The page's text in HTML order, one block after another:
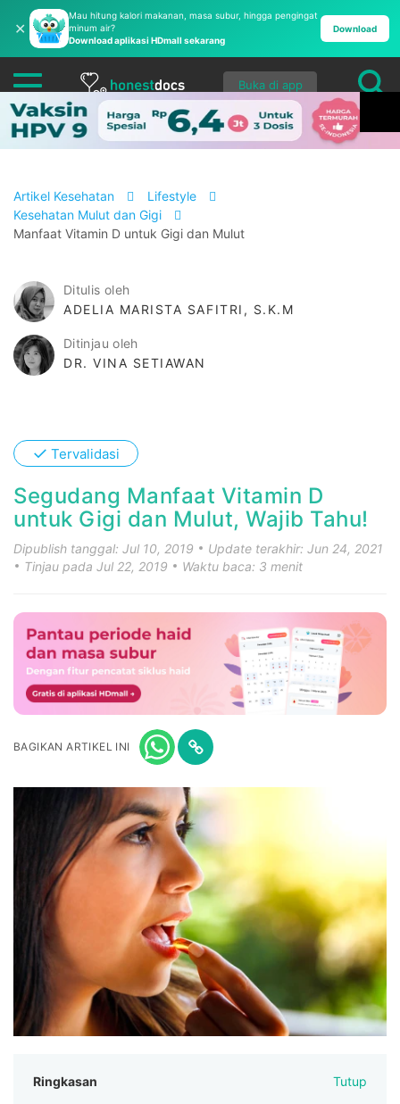
✕
Mau hitung kalori makanan, masa subur, hingga pengingat
minum air?
Download aplikasi HDmall sekarang
Download
Buka di app
Artikel Kesehatan
Lifestyle
Kesehatan Mulut dan Gigi
Manfaat Vitamin D untuk Gigi dan Mulut
Ditulis oleh
ADELIA MARISTA SAFITRI, S.K.M
Ditinjau oleh
DR. VINA SETIAWAN
✓ Tervalidasi
Segudang Manfaat Vitamin D
untuk Gigi dan Mulut, Wajib Tahu!
Dipublish tanggal: Jul 10, 2019
Update terakhir: Jun 24, 2021
Tinjau pada Jul 22, 2019
Waktu baca: 3 menit
BAGIKAN ARTIKEL INI
Ringkasan Tutup